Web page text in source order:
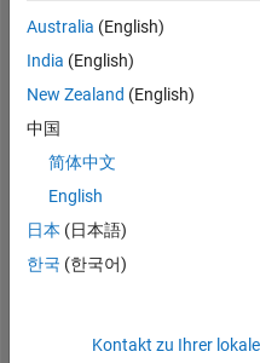
Discussions
BEITRÄGE L
-2-1
1
34
04/14
08/15
12/16
04/18
08/19
04/22
08/23
12/24
04/26
10/15
04/17
10/18
04/20
10/21
04/23
10/24
Australia (English)
India (English)
New Zealand (English)
中国
简体中文
English
日本 (日本語)
한국 (한국어)
Kontakt zu Ihrer